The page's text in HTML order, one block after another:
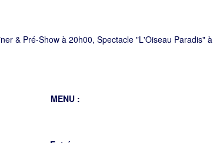
& Pré-Show à 20h00, Spectacle "L'Oiseau Paradis" à
MENU :